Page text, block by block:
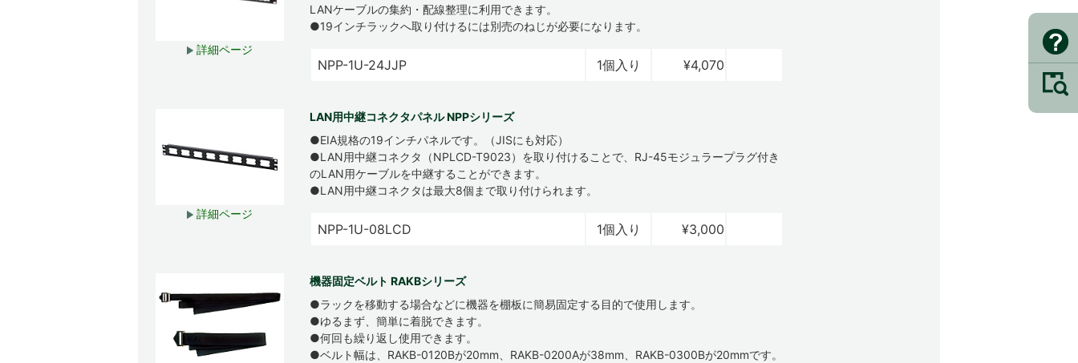
詳細ページ
LANケーブルの集約・配線整理に利用できます。
●19インチラックへ取り付けるには別売のねじが必要になります。
NPP-1U-24JJP 1個入り ¥4,070
詳細ページ
LAN用中継コネクタパネル NPPシリーズ
●EIA規格の19インチパネルです。（JISにも対応）
●LAN用中継コネクタ（NPLCD-T9023）を取り付けることで、RJ-45モジュラープラグ付き
のLAN用ケーブルを中継することができます。
●LAN用中継コネクタは最大8個まで取り付けられます。
NPP-1U-08LCD 1個入り ¥3,000
機器固定ベルト RAKBシリーズ
●ラックを移動する場合などに機器を棚板に簡易固定する目的で使用します。
●ゆるまず、簡単に着脱できます。
●何回も繰り返し使用できます。
●ベルト幅は、RAKB-0120Bが20mm、RAKB-0200Aが38mm、RAKB-0300Bが20mmです。